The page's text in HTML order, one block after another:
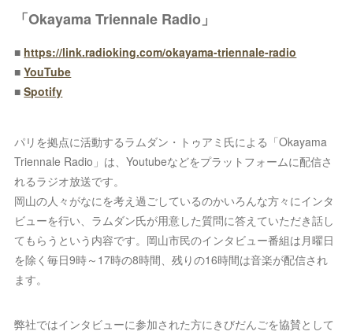
「Okayama Triennale Radio」
■ https://link.radioking.com/okayama-triennale-radio
■YouTube
■Spotify
パリを拠点に活動するラムダン・トゥアミ氏による「Okayama
Triennale Radio」は、Youtubeなどをプラットフォームに配信さ
れるラジオ放送です。
岡山の人々がなにを考え過ごしているのかいろんな方々にインタ
ビューを行い、ラムダン氏が用意した質問に答えていただき話し
てもらうという内容です。岡山市民のインタビュー番組は月曜日
を除く毎日9時～17時の8時間、残りの16時間は音楽が配信され
ます。
弊社ではインタビューに参加された方にきびだんごを協賛として